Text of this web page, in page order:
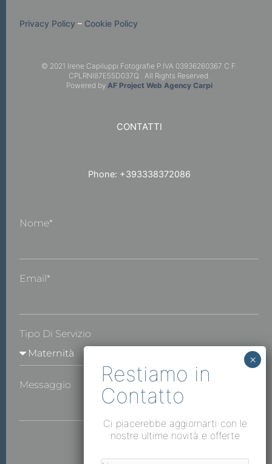
Privacy Policy – Cookie Policy
© 2021 Irene Capiluppi Fotografie P.IVA 03936260367 C.F.
CPLRNI87E55D037Q . All Rights Reserved.
Powered by AF Project Web Agency Carpi
CONTATTI
Phone: +393338372086
Nome*
Email*
Tipo Di Servizio
Messaggio
Ci piacerebbe aggiornarti con le
nostre ultime novità e offerte